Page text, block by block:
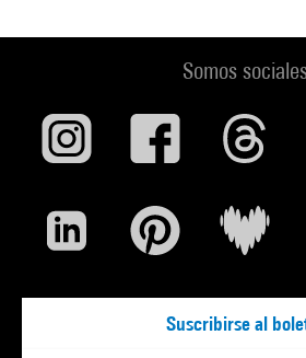
Somos
Suscribirse al